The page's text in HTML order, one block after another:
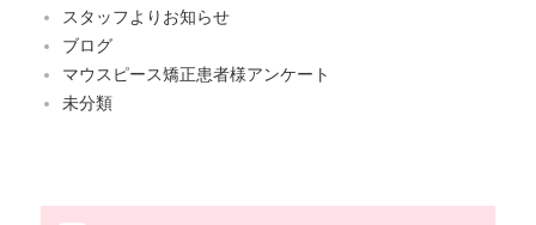
スタッフよりお知らせ
ブログ
マウスピース矯正患者様アンケート
未分類